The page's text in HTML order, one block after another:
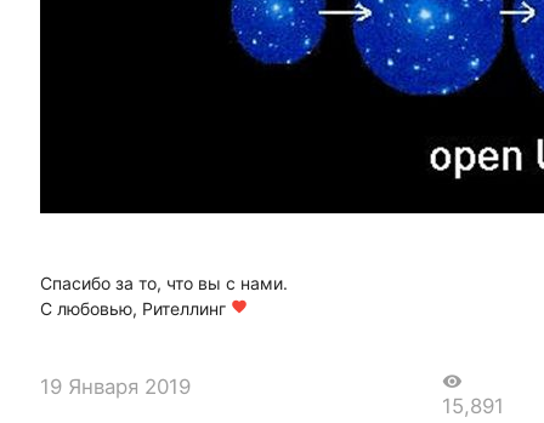
Спасибо за то, что вы с нами.
С любовью, Рителлинг favorite
19 Января 2019 visibility
15,891